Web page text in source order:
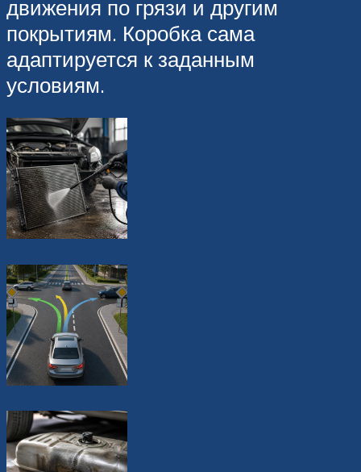
движения по грязи и другим
покрытиям. Коробка сама
адаптируется к заданным
условиям.